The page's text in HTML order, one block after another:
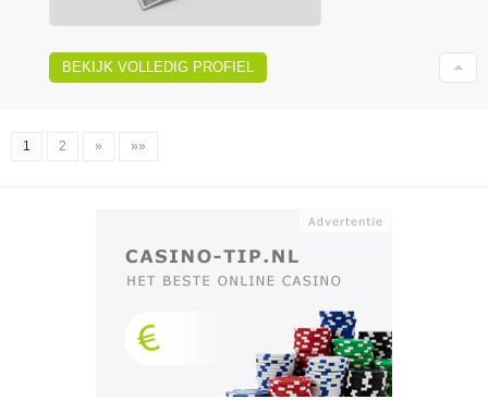
BEKIJK VOLLEDIG PROFIEL
1 2 » »»